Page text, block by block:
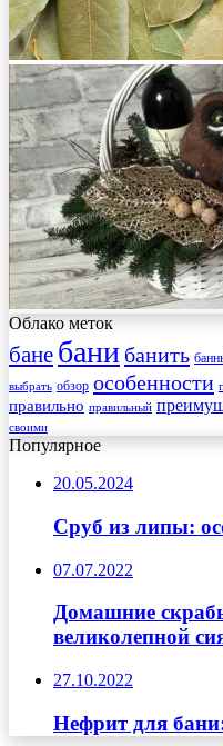
Облако меток
бане бани банить
выбрать обзор особенности
правильно правильный
своими
Популярное
20.05.2024
Сруб из липы:
07.07.2022
Домашние
великолепной
27.10.2022
Нефрит для